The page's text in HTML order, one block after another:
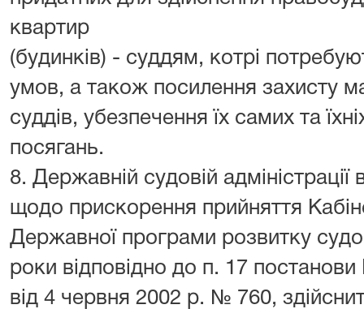
квартир
(будинків) - суддям, котрі
умов, а також посилення захисту
суддів, убезпечення їх самих та
посягань.
8. Державній судовій
щодо прискорення прийняття
Державної програми розвитку
роки відповідно до п. 17 постанови
від 4 червня 2002 р. № 760,